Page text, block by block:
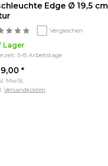
Edge Ø 19,5 cm
Vergleichen
Lager
5-8 Arbeitstage
*
MwSt.
Versandkosten